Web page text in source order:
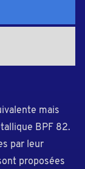
mais
BPF 82.
par leur
proposées